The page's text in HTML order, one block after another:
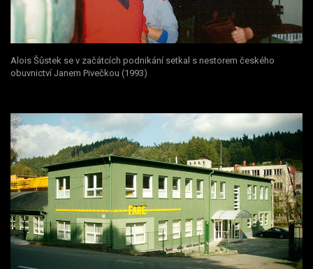
Alois Šůstek se v začátcích podnikání setkal s nestorem českého
obuvnictví Janem Pivečkou (1993)